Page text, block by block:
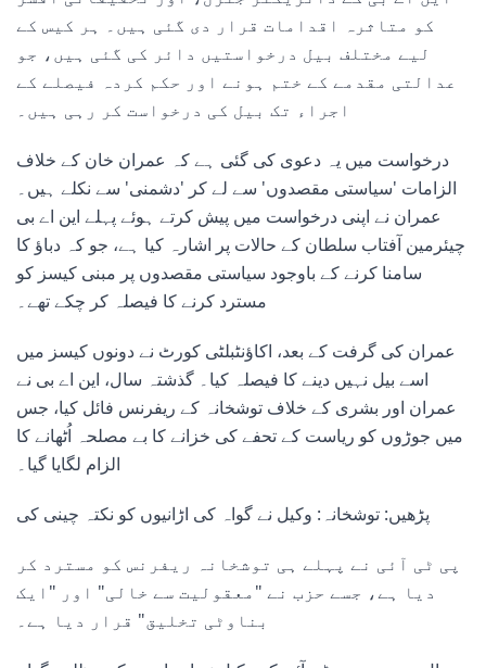
کو متاثرہ اقدامات قرار دی گئی ہیں۔ ہر کیس کے
لیے مختلف بیل درخواستیں دائر کی گئی ہیں، جو
عدالتی مقدمے کے ختم ہونے اور حکم کردہ فیصلے کے
اجراء تک بیل کی درخواست کر رہی ہیں۔
درخواست میں یہ دعوی کی گئی ہے کہ عمران خان کے خلاف
الزامات 'سیاستی مقصدوں' سے لے کر 'دشمنی' سے نکلے ہیں۔
عمران نے اپنی درخواست میں پیش کرتے ہوئے پہلے این اے بی
چیئرمین آفتاب سلطان کے حالات پر اشارہ کیا ہے، جو کہ دباؤ کا
سامنا کرنے کے باوجود سیاستی مقصدوں پر مبنی کیسز کو
مسترد کرنے کا فیصلہ کر چکے تھے۔
عمران کی گرفت کے بعد، اکاؤنٹبلٹی کورٹ نے دونوں کیسز میں
اسے بیل نہیں دینے کا فیصلہ کیا۔ گذشتہ سال، این اے بی نے
عمران اور بشری کے خلاف توشخانہ کے ریفرنس فائل کیا، جس
میں جوڑوں کو ریاست کے تحفے کی خزانے کا بے مصلحہ اُٹھانے کا
الزام لگایا گیا۔
پڑھیں: توشخانہ: وکیل نے گواہ کی اڑانیوں کو نکتہ چینی کی
پی ٹی آئی نے پہلے ہی توشخانہ ریفرنس کو مسترد کر
دیا ہے، جسے حزب نے "معقولیت سے خالی" اور "ایک
بناوٹی تخلیق" قرار دیا ہے۔